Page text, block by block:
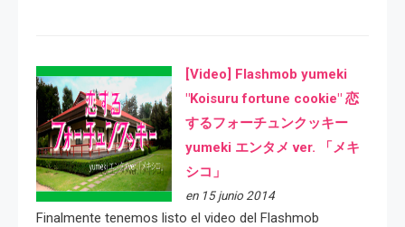
[Video] Flashmob yumeki
"Koisuru fortune cookie" 恋
するフォーチュンクッキー
yumeki エンタメ ver. 「メキ
シコ」
en 15 junio 2014
Finalmente tenemos listo el video del Flashmob